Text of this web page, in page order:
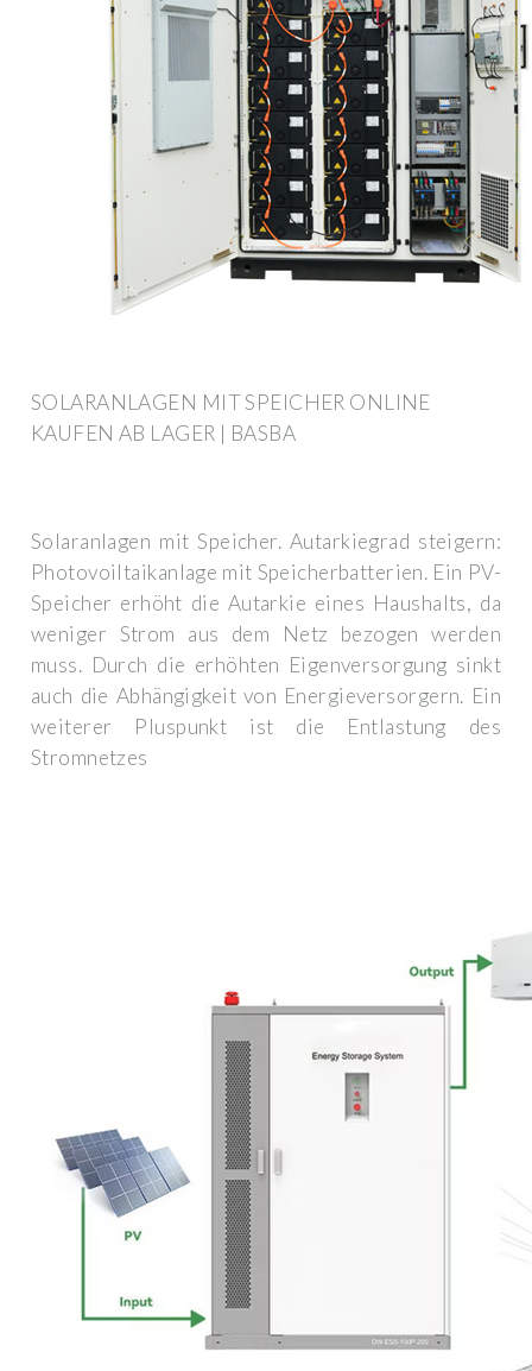
SOLARANLAGEN MIT SPEICHER ONLINE
KAUFEN AB LAGER | BASBA
Solaranlagen mit Speicher. Autarkiegrad steigern:
Photovoiltaikanlage mit Speicherbatterien. Ein PV-
Speicher erhöht die Autarkie eines Haushalts, da
weniger Strom aus dem Netz bezogen werden
muss. Durch die erhöhten Eigenversorgung sinkt
auch die Abhängigkeit von Energieversorgern. Ein
weiterer Pluspunkt ist die Entlastung des
Stromnetzes